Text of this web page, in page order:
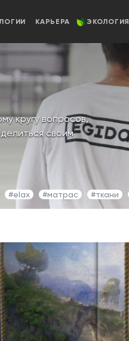
КАРЬЕРА ЭКОЛОГИЯ
кругу вопросов,
своим
#elax #матрас #ткани